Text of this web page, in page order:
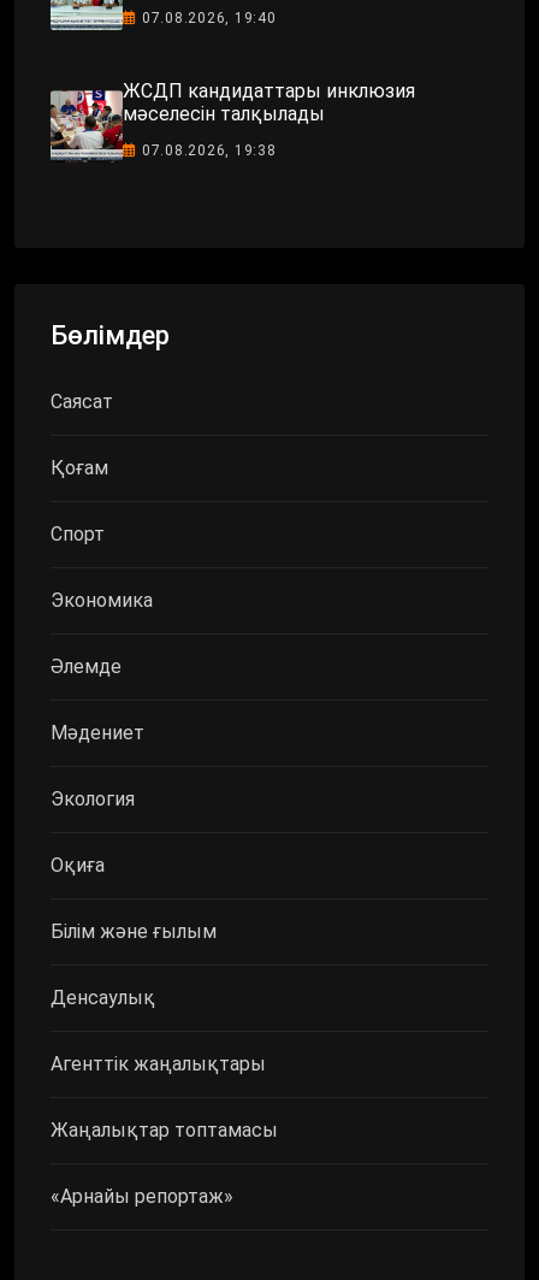
07.08.2026, 19:40
ЖСДП кандидаттары инклюзия
мәселесін талқылады
07.08.2026, 19:38
Бөлімдер
Саясат
Қоғам
Спорт
Экономика
Әлемде
Мәдениет
Экология
Оқиға
Білім және ғылым
Денсаулық
Агенттік жаңалықтары
Жаңалықтар топтамасы
«Арнайы репортаж»